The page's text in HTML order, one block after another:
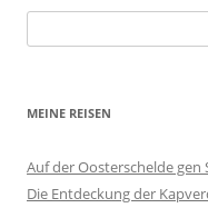
nach:
MEINE REISEN
Auf der Oosterschelde gen
Die Entdeckung der